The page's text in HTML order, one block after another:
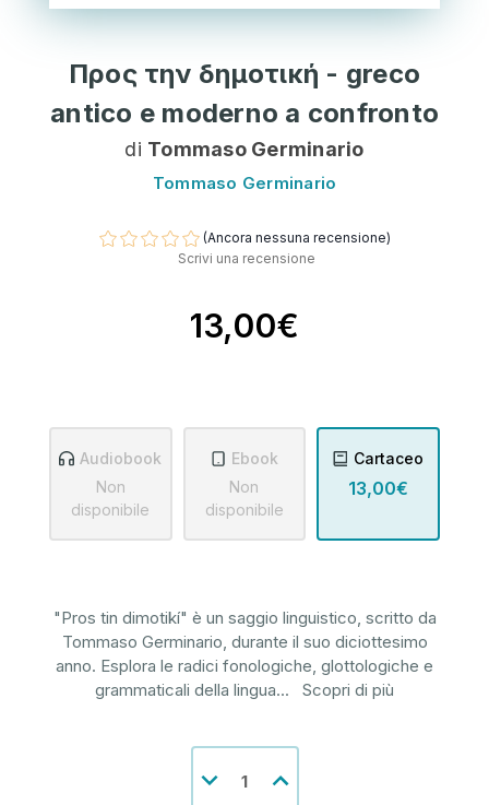
Προς την δημοτική - greco
antico e moderno a confronto
di Tommaso Germinario
Tommaso Germinario
(Ancora nessuna recensione)
Scrivi una recensione
13,00€
Audiobook
Non
disponibile
Ebook
Non
disponibile
Cartaceo
13,00€
"Pros tin dimotikí" è un saggio linguistico, scritto da
Tommaso Germinario, durante il suo diciottesimo
anno. Esplora le radici fonologiche, glottologiche e
grammaticali della lingua... Scopri di più
Diminuisci
la
Aumenta
la